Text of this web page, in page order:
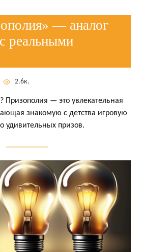
— аналог
реальными
2.6к.
Призополия — это увлекательная
знакомую с детства игровую
удивительных призов.